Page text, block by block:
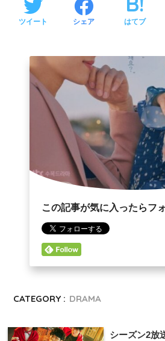
ツイート シェア はてブ
この記事が気に入ったらフ
CATEGORY : DRAMA
シーズン2放